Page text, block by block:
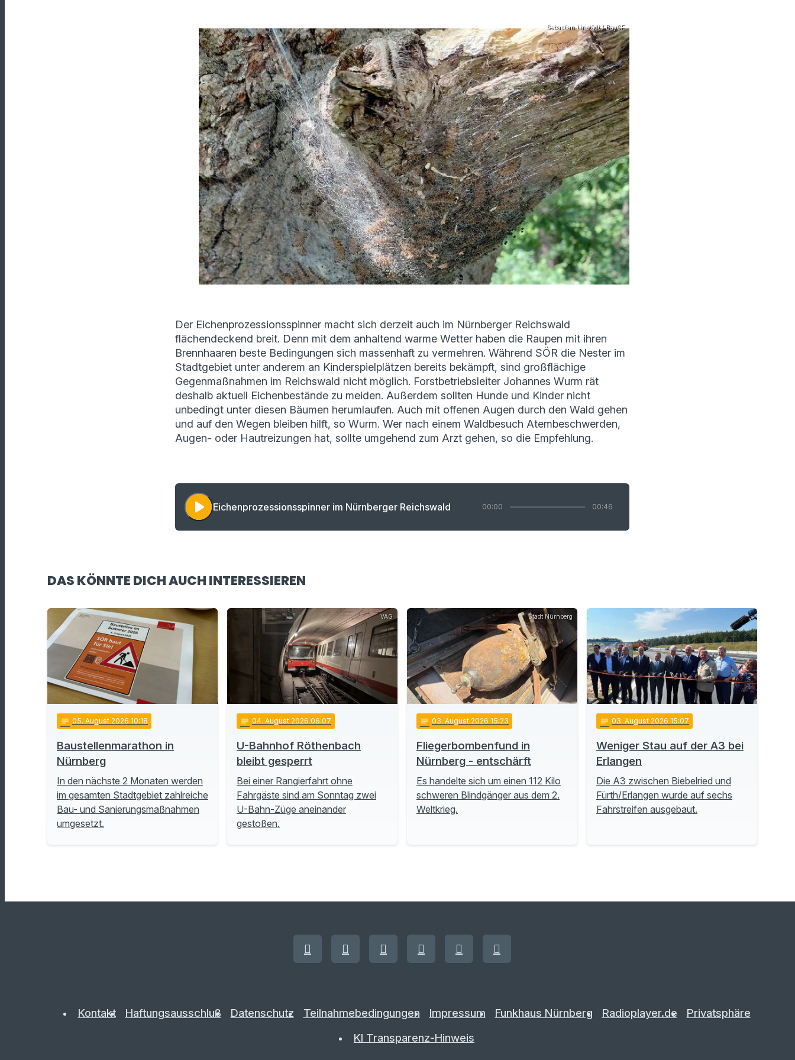
Sebastian Linstädt / BaySF
Der Eichenprozessionsspinner macht sich derzeit auch im Nürnberger Reichswald
flächendeckend breit. Denn mit dem anhaltend warme Wetter haben die Raupen mit ihren
Brennhaaren beste Bedingungen sich massenhaft zu vermehren. Während SÖR die Nester im
Stadtgebiet unter anderem an Kinderspielplätzen bereits bekämpft, sind großflächige
Gegenmaßnahmen im Reichswald nicht möglich. Forstbetriebsleiter Johannes Wurm rät
deshalb aktuell Eichenbestände zu meiden. Außerdem sollten Hunde und Kinder nicht
unbedingt unter diesen Bäumen herumlaufen. Auch mit offenen Augen durch den Wald gehen
und auf den Wegen bleiben hilft, so Wurm. Wer nach einem Waldbesuch Atembeschwerden,
Augen- oder Hautreizungen hat, sollte umgehend zum Arzt gehen, so die Empfehlung.
play_arrow Eichenprozessionsspinner im Nürnberger Reichswald 00:00 00:46
DAS KÖNNTE DICH AUCH INTERESSIEREN
notes 05. August 2026 10:18
Baustellenmarathon in
Nürnberg
In den nächste 2 Monaten werden
im gesamten Stadtgebiet zahlreiche
Bau- und Sanierungsmaßnahmen
umgesetzt.
VAG
notes 04. August 2026 06:07
U-Bahnhof Röthenbach
bleibt gesperrt
Bei einer Rangierfahrt ohne
Fahrgäste sind am Sonntag zwei
U-Bahn-Züge aneinander
gestoßen.
Stadt Nürnberg
notes 03. August 2026 15:23
Fliegerbombenfund in
Nürnberg - entschärft
Es handelte sich um einen 112 Kilo
schweren Blindgänger aus dem 2.
Weltkrieg.
notes 03. August 2026 15:07
Weniger Stau auf der A3 bei
Erlangen
Die A3 zwischen Biebelried und
Fürth/Erlangen wurde auf sechs
Fahrstreifen ausgebaut.
Kontakt Haftungsausschluß Datenschutz Teilnahmebedingungen Impressum Funkhaus Nürnberg Radioplayer.de
Privatsphäre
KI Transparenz-Hinweis